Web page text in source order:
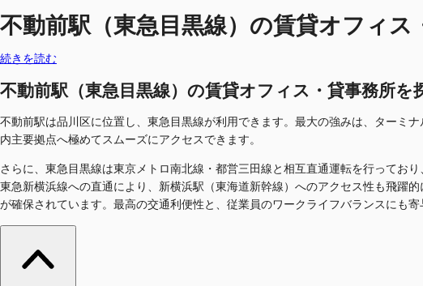
不動前駅（東急目黒線）の賃貸オフィス
続きを読む
不動前駅（東急目黒線）の賃貸オフィス・貸事務所を
不動前駅は品川区に位置し、東急目黒線が利用できます。最大の強みは、ターミ
内主要拠点へ極めてスムーズにアクセスできます。
さらに、東急目黒線は東京メトロ南北線・都営三田線と相互直通運転を行ってお
東急新横浜線への直通により、新横浜駅（東海道新幹線）へのアクセス性も飛躍
が確保されています。最高の交通利便性と、従業員のワークライフバランスにも